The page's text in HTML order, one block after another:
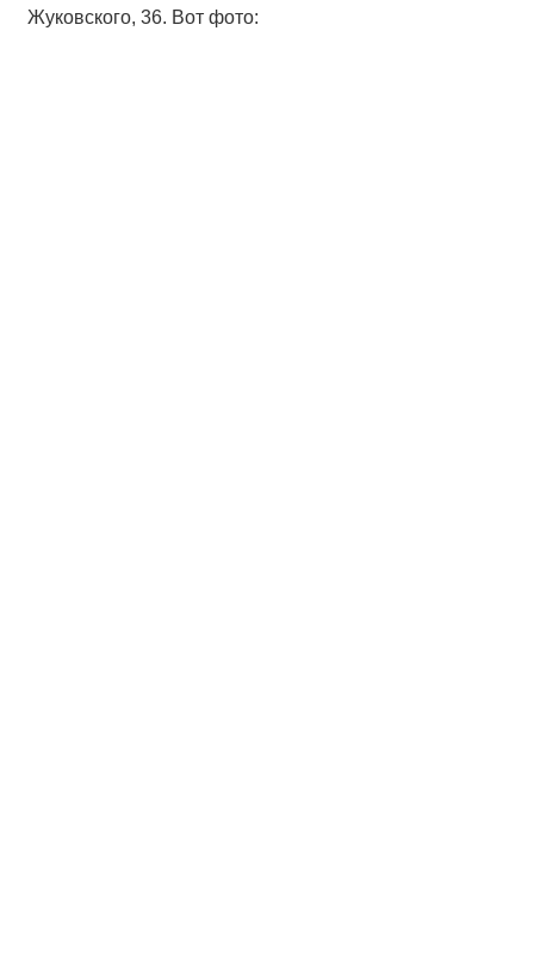
Жуковского, 36. Вот фото: